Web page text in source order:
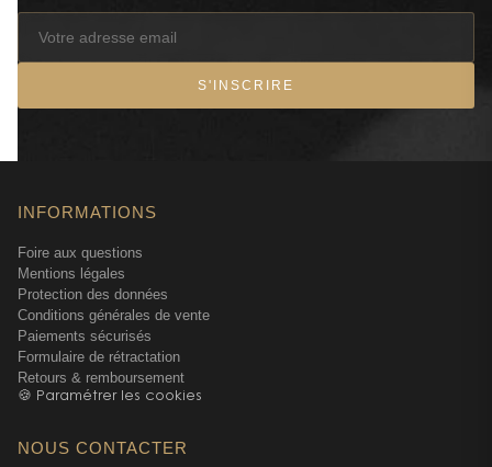
S'INSCRIRE
INFORMATIONS
Foire aux questions
Mentions légales
Protection des données
Conditions générales de vente
Paiements sécurisés
Formulaire de rétractation
Retours & remboursement
🍪 Paramétrer les cookies
NOUS CONTACTER